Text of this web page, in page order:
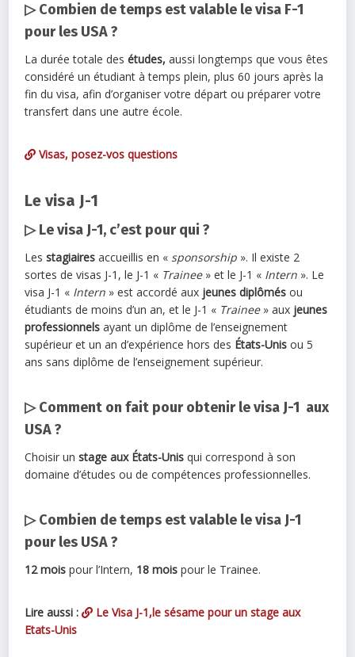
▷ Combien de temps est valable le visa F-1
pour les USA ?
La durée totale desétudes, aussi longtemps que vous êtes
considéré un étudiant à temps plein, plus 60 jours après la
fin du visa, afin d’organiser votre départ ou préparer votre
transfert dans une autre école.
Visas, posez-vos questions
Le visa J-1
▷ Le visa J-1, c’est pour qui ?
Lesstagiaires accueillis en « sponsorship ». Il existe 2
sortes de visas J-1, le J-1 « Trainee» et le J-1 « Intern ». Le
visa J-1 « Intern » est accordé aux jeunes diplômés ou
étudiants de moins d’un an, et le J-1 « Trainee» aux jeunes
professionnels ayant un diplôme de l’enseignement
supérieur et un an d’expérience hors des États-Unis ou 5
ans sans diplôme de l’enseignement supérieur.
▷ Comment on fait pour obtenir le visa J-1 aux
USA ?
Choisir un stage aux États-Unis qui correspond à son
domaine d’études ou de compétences professionnelles.
▷ Combien de temps est valable le visa J-1
pour les USA ?
12 mois pour l’Intern, 18 mois pour le Trainee.
Lire aussi :
Le Visa J-1,le sésame pour un stage aux
Etats-Unis